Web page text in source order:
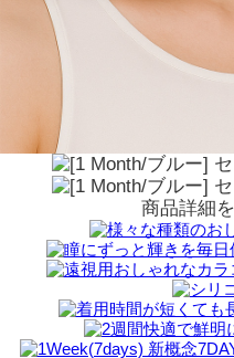
商品詳細